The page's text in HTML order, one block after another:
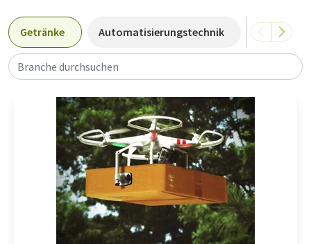
Getränke Automatisierungstechnik Süß- und
Branche durchsuchen